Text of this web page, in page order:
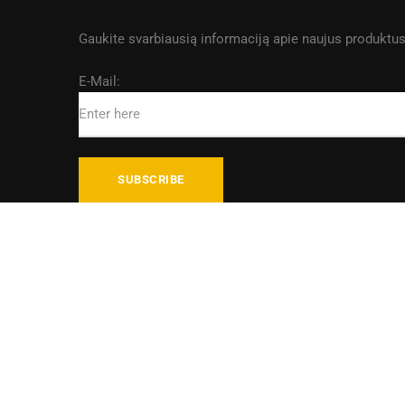
Gaukite svarbiausią informaciją apie naujus
E-Mail: